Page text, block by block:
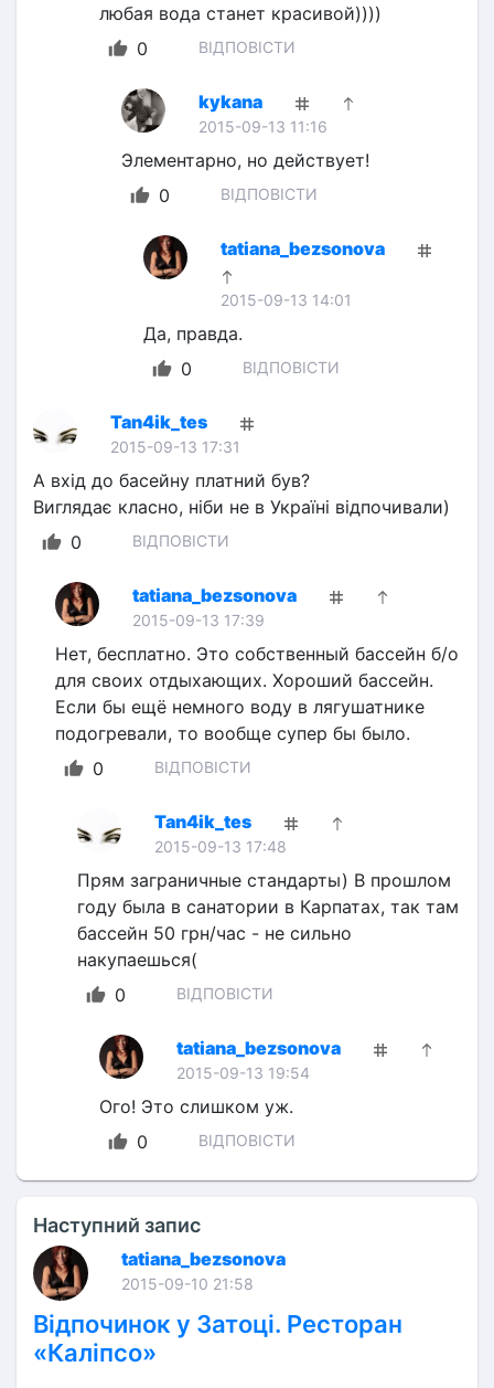
любая вода станет красивой))))
0
ВІДПОВІСТИ
kykana
2015-09-13 11:16
Элементарно, но действует!
0
ВІДПОВІСТИ
tatiana_bezsonova
2015-09-13 14:01
Да, правда.
0
ВІДПОВІСТИ
Tan4ik_tes
2015-09-13 17:31
А вхід до басейну платний був?
Виглядає класно, ніби не в Україні відпочивали)
0
ВІДПОВІСТИ
tatiana_bezsonova
2015-09-13 17:39
Нет, бесплатно. Это собственный бассейн б/о
для своих отдыхающих. Хороший бассейн.
Если бы ещё немного воду в лягушатнике
подогревали, то вообще супер бы было.
0
ВІДПОВІСТИ
Tan4ik_tes
2015-09-13 17:48
Прям заграничные стандарты) В прошлом
году была в санатории в Карпатах, так там
бассейн 50 грн/час - не сильно
накупаешься(
0
ВІДПОВІСТИ
tatiana_bezsonova
2015-09-13 19:54
Ого! Это слишком уж.
0
ВІДПОВІСТИ
Наступний запис
tatiana_bezsonova
2015-09-10 21:58
Відпочинок у Затоці. Ресторан
«Каліпсо»